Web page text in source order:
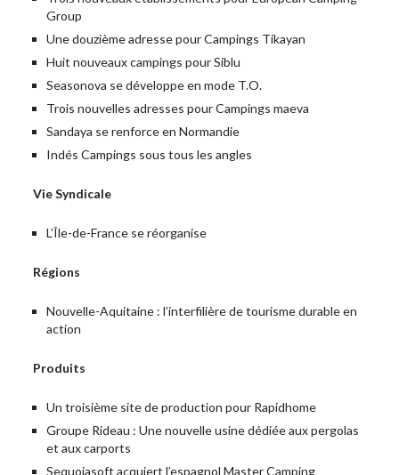
Group
Une douzième adresse pour Campings Tikayan
Huit nouveaux campings pour Siblu
Seasonova se développe en mode T.O.
Trois nouvelles adresses pour Campings maeva
Sandaya se renforce en Normandie
Indés Campings sous tous les angles
Vie Syndicale
L’Île-de-France se réorganise
Régions
Nouvelle-Aquitaine : l’interfilière de tourisme durable en
action
Produits
Un troisième site de production pour Rapidhome
Groupe Rideau : Une nouvelle usine dédiée aux pergolas
et aux carports
Sequoiasoft acquiert l’espagnol Master Camping